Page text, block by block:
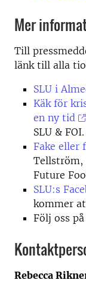
Mer
Till
länk till alla
SLU i
Käk för
en ny tid
SLU &
Fake eller
Tellström,
Future
SLU:s
kommer
Följ oss
Rebecca